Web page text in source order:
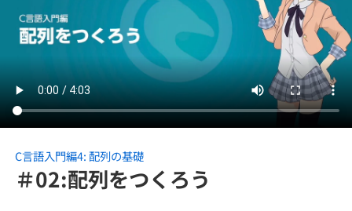
求人検索
転職成功ガイド
転職エージェント
未経験転職
インタビュー
転職成功ガイド
求人検索
インターン
学習
問題集
プログラミング言語
ゲーム・マンガ
C言語入門編4: 配列の基礎
＃02:配列をつくろう